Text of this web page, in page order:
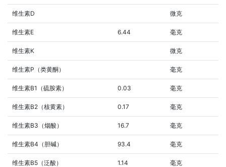
维生素D 微克
维生素E 6.44 毫克
维生素K 微克
维生素P（类黄酮） 毫克
维生素B1（硫胺素） 0.03 毫克
维生素B2（核黄素） 0.17 毫克
维生素B3（烟酸） 16.7 毫克
维生素B4（胆碱） 93.4 毫克
维生素B5（泛酸） 1.14 毫克